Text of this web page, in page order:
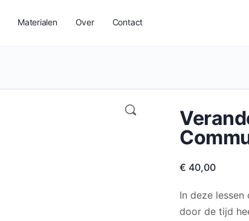
Materialen Over Contact
€ 40,00
In deze
door de tijd